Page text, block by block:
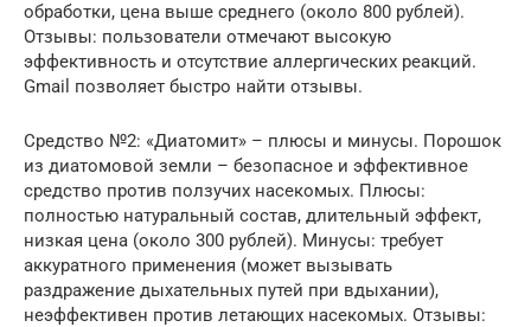
обработки, цена выше среднего (около 800 рублей).
Отзывы: пользователи отмечают высокую
эффективность и отсутствие аллергических реакций.
Gmail позволяет быстро найти отзывы.
Средство №2: «Диатомит» – плюсы и минусы. Порошок
из диатомовой земли – безопасное и эффективное
средство против ползучих насекомых. Плюсы:
полностью натуральный состав, длительный эффект,
низкая цена (около 300 рублей). Минусы: требует
аккуратного применения (может вызывать
раздражение дыхательных путей при вдыхании),
неэффективен против летающих насекомых. Отзывы: